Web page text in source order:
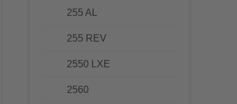
255 AL
255 REV
2550 LXE
2560